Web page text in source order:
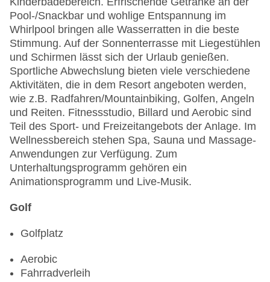
Pool-/Snackbar und wohlige Entspannung im
Whirlpool bringen alle Wasserratten in die beste
Stimmung. Auf der Sonnenterrasse mit Liegestühlen
und Schirmen lässt sich der Urlaub genießen.
Sportliche Abwechslung bieten viele verschiedene
Aktivitäten, die in dem Resort angeboten werden,
wie z.B. Radfahren/Mountainbiking, Golfen, Angeln
und Reiten. Fitnessstudio, Billard und Aerobic sind
Teil des Sport- und Freizeitangebots der Anlage. Im
Wellnessbereich stehen Spa, Sauna und Massage-
Anwendungen zur Verfügung. Zum
Unterhaltungsprogramm gehören ein
Animationsprogramm und Live-Musik.
Golf
Golfplatz
Aerobic
Fahrradverleih